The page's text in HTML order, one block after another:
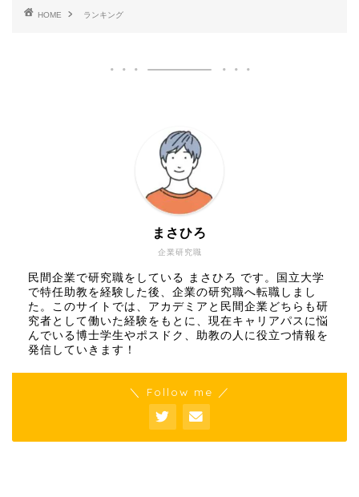
HOME ランキング
企業研究職
まさひろ
民間企業で研究職をしている まさひろ です。国立大学
で特任助教を経験した後、企業の研究職へ転職しまし
た。このサイトでは、アカデミアと民間企業どちらも研
究者として働いた経験をもとに、現在キャリアパスに悩
んでいる博士学生やポスドク、助教の人に役立つ情報を
発信していきます！
＼ Follow me ／